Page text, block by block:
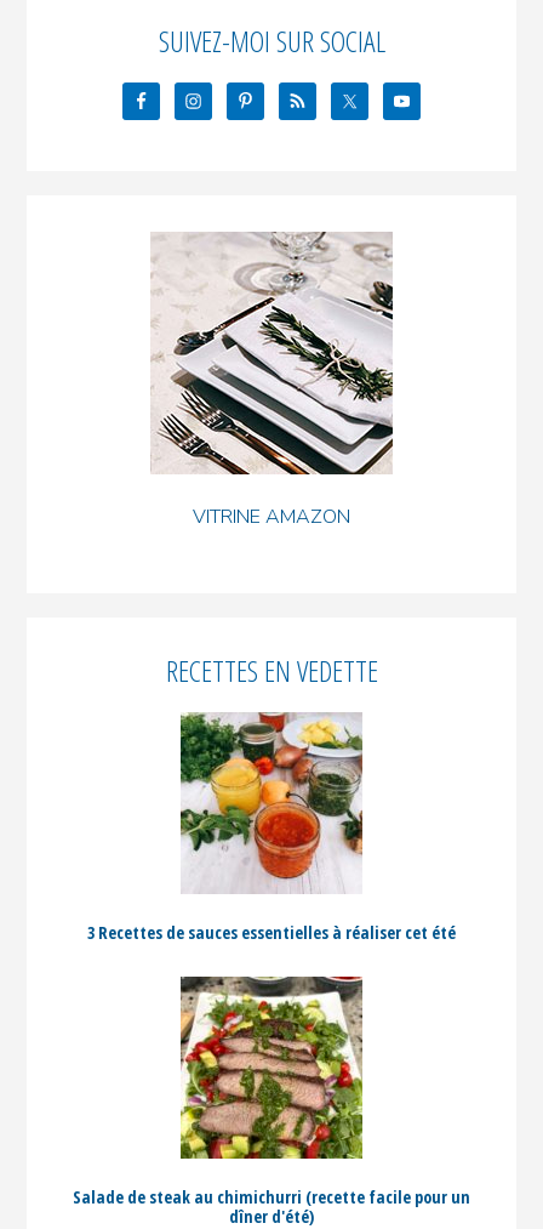
SUIVEZ-MOI SUR SOCIAL
VITRINE AMAZON
RECETTES EN VEDETTE
3 Recettes de sauces essentielles à réaliser cet été
Salade de steak au chimichurri (recette facile pour un
dîner d'été)